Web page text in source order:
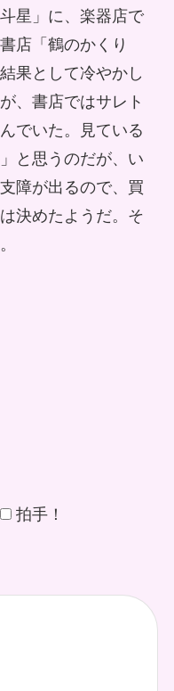
星」に、楽器店で
店「鶴のかくり
果として冷やかし
、書店ではサレト
でいた。見ている
と思うのだが、い
障が出るので、買
決めたようだ。そ
拍手！